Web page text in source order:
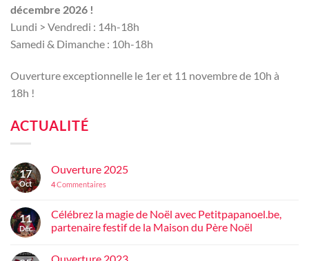
décembre 2026 !
Lundi > Vendredi : 14h-18h
Samedi & Dimanche : 10h-18h
Ouverture exceptionnelle le 1er et 11 novembre de 10h à
18h !
ACTUALITÉ
17
Oct
Ouverture 2025
4Commentaires
11
Déc
Célébrez la magie de Noël avec Petitpapanoel.be,
partenaire festif de la Maison du Père Noël
Ouverture 2023